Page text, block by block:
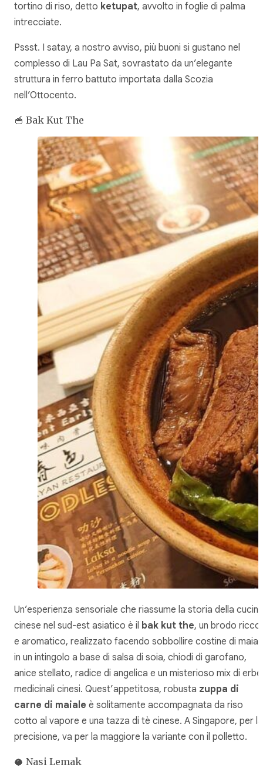
tortino di riso, detto ketupat, avvolto in foglie di palma
intrecciate.
Pssst. I satay, a nostro avviso, più buoni si gustano nel
complesso di Lau Pa Sat, sovrastato da un’elegante
struttura in ferro battuto importata dalla Scozia
nell’Ottocento.
🥣 Bak Kut The
Un’esperienza sensoriale che riassume la storia della cucina
cinese nel sud-est asiatico è il bak kut the, un brodo ricco
e aromatico, realizzato facendo sobbollire costine di
in un intingolo a base di salsa di soia, chiodi di garofano,
anice stellato, radice di angelica e un misterioso mix di erbe
medicinali cinesi. Quest’appetitosa, robusta zuppa di
carne di maiale è solitamente accompagnata da riso
cotto al vapore e una tazza di tè cinese. A Singapore, per la
precisione, va per la maggiore la variante con il polletto.
🥥 Nasi Lemak